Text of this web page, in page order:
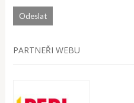
PARTNEŘI WEBU